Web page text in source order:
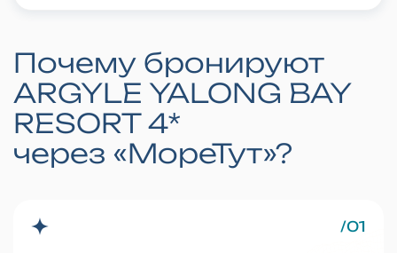
Почему бронируют
ARGYLE YALONG BAY
RESORT 4*
через «МореТут»?
/01